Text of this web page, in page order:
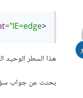
<meta
="IE=edge"
هذا السطر الوحيد
بحثت عن جواب